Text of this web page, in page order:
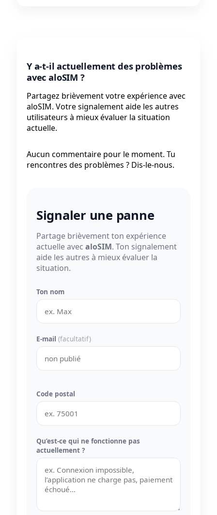
Y a-t-il actuellement des problèmes
avec aloSIM ?
Partagez brièvement votre expérience avec
aloSIM. Votre signalement aide les autres
utilisateurs à mieux évaluer la situation
actuelle.
Aucun commentaire pour le moment. Tu
rencontres des problèmes ? Dis-le-nous.
Signaler une panne
Partage brièvement ton expérience
actuelle avec aloSIM. Ton signalement
aide les autres à mieux évaluer la
situation.
Ton nom
E-mail (facultatif)
Code postal
Qu’est-ce qui ne fonctionne pas
actuellement ?